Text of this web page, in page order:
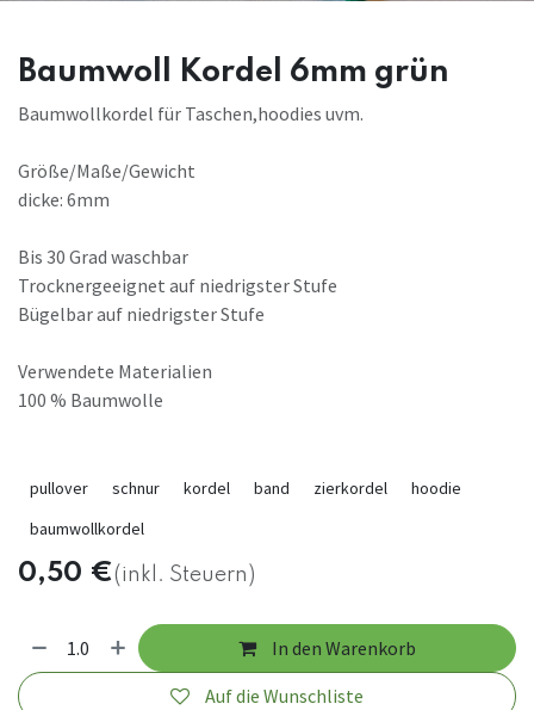
Baumwoll Kordel 6mm grün
Baumwollkordel für Taschen,hoodies uvm.
Größe/Maße/Gewicht
dicke: 6mm
Bis 30 Grad waschbar
Trocknergeeignet auf niedrigster Stufe
Bügelbar auf niedrigster Stufe
Verwendete Materialien
100 % Baumwolle
pullover schnur kordel band zierkordel
hoodie
baumwollkordel
0,50 €(inkl. Steuern)
In den Warenkorb
Auf die Wunschliste